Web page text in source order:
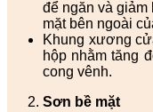
để ngăn và giảm
mặt bên ngoài
Khung xương
hộp nhằm tăng
cong vênh.
Sơn bề mặt